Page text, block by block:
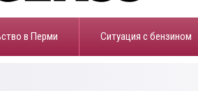
в Перми ​Ситуация с бензином